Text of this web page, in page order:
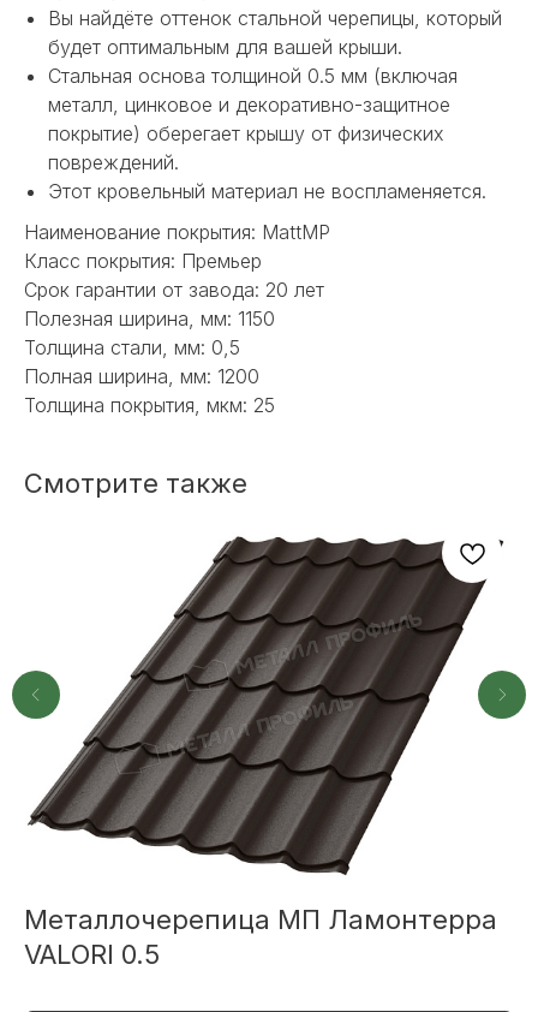
Вы найдёте оттенок стальной черепицы, который
будет оптимальным для вашей крыши.
Стальная основа толщиной 0.5 мм (включая
металл, цинковое и декоративно-защитное
покрытие) оберегает крышу от физических
повреждений.
Этот кровельный материал не воспламеняется.
Наименование покрытия: MattMP
Класс покрытия: Премьер
Срок гарантии от завода: 20 лет
Полезная ширина, мм: 1150
Толщина стали, мм: 0,5
Полная ширина, мм: 1200
Толщина покрытия, мкм: 25
Смотрите также
Металлочерепица МП Ламонтерра
VALORI 0.5
НЕ НАШЛИ НУЖНОЕ
ИЛИ НУЖНА ПОМОЩЬ
С ВЫБОРОМ?
Или напишите нам напрямую
Наш менеджер готов ответить на
все вопросы. Свяжитесь по
телефону или заполните форму для
индивидуального подбора.
ОТПРАВИТЬ
TELEGRAM